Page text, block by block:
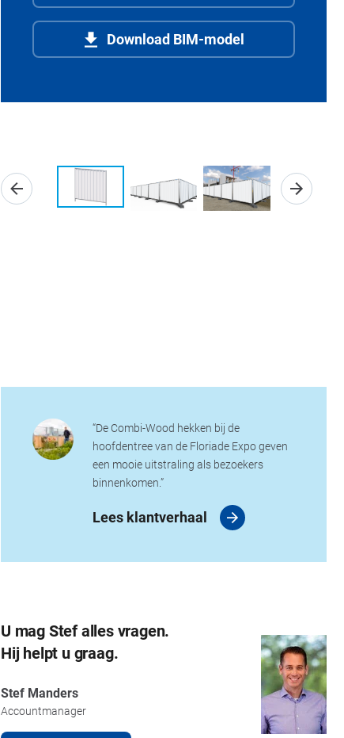
Download BIM-model
“De Combi-Wood hekken bij de
hoofdentree van de Floriade Expo geven
een mooie uitstraling als bezoekers
binnenkomen.”
Lees klantverhaal
U mag Stef alles vragen.
Hij helpt u graag.
Stef Manders
Accountmanager